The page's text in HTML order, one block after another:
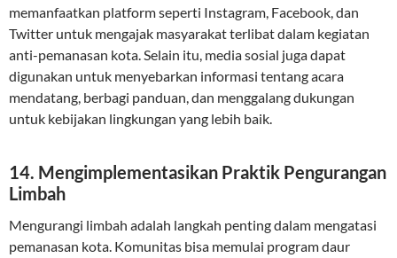
memanfaatkan platform seperti Instagram, Facebook, dan
Twitter untuk mengajak masyarakat terlibat dalam kegiatan
anti-pemanasan kota. Selain itu, media sosial juga dapat
digunakan untuk menyebarkan informasi tentang acara
mendatang, berbagi panduan, dan menggalang dukungan
untuk kebijakan lingkungan yang lebih baik.
14. Mengimplementasikan Praktik Pengurangan
Limbah
Mengurangi limbah adalah langkah penting dalam mengatasi
pemanasan kota. Komunitas bisa memulai program daur